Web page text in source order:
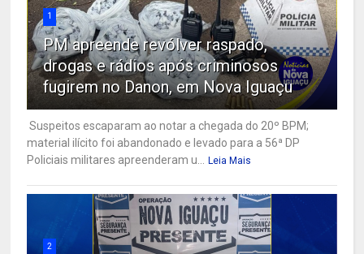
1
PM apreende revólver raspado,
drogas e rádios após criminosos
fugirem no Danon, em Nova Iguaçu
Suspeitos escaparam ao notar a chegada do 20º BPM;
material ilícito foi abandonado e levado para a 56ª DP
Policiais militares apreenderam u... Leia Mais
2